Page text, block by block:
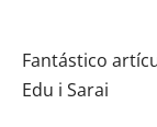
Fantástico
Edu i Sarai